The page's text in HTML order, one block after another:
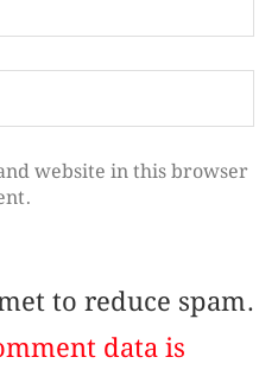
website in this browser
to reduce spam.
data is